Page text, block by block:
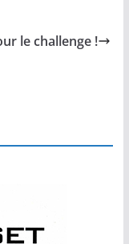
le challenge !